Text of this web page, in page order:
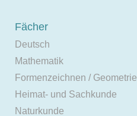
Fächer
Deutsch
Mathematik
Formenzeichnen / Geometrie
Heimat- und Sachkunde
Naturkunde